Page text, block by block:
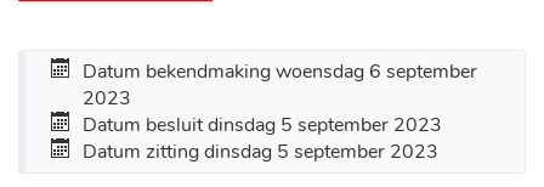
Datum bekendmakingwoensdag 6 september
2023
Datum besluitdinsdag 5 september 2023
Datum zittingdinsdag 5 september 2023